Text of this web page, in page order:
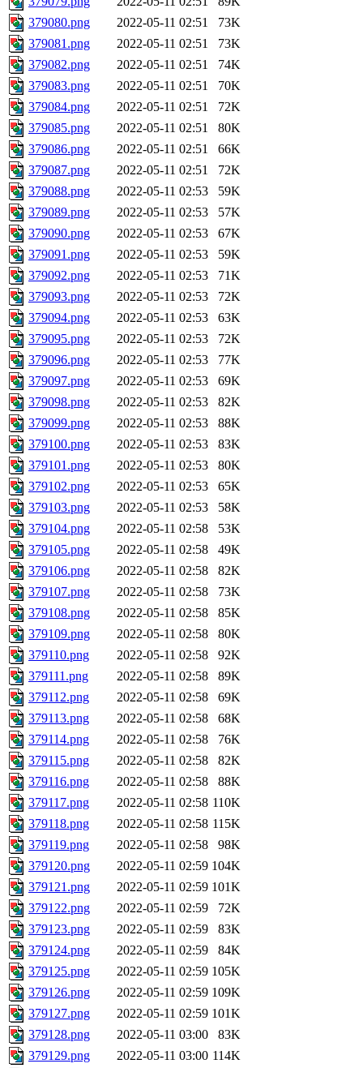
379080.png
2022-05-11 02:51
73K
379081.png
2022-05-11 02:51
73K
379082.png
2022-05-11 02:51
74K
379083.png
2022-05-11 02:51
70K
379084.png
2022-05-11 02:51
72K
379085.png
2022-05-11 02:51
80K
379086.png
2022-05-11 02:51
66K
379087.png
2022-05-11 02:51
72K
379088.png
2022-05-11 02:53
59K
379089.png
2022-05-11 02:53
57K
379090.png
2022-05-11 02:53
67K
379091.png
2022-05-11 02:53
59K
379092.png
2022-05-11 02:53
71K
379093.png
2022-05-11 02:53
72K
379094.png
2022-05-11 02:53
63K
379095.png
2022-05-11 02:53
72K
379096.png
2022-05-11 02:53
77K
379097.png
2022-05-11 02:53
69K
379098.png
2022-05-11 02:53
82K
379099.png
2022-05-11 02:53
88K
379100.png
2022-05-11 02:53
83K
379101.png
2022-05-11 02:53
80K
379102.png
2022-05-11 02:53
65K
379103.png
2022-05-11 02:53
58K
379104.png
2022-05-11 02:58
53K
379105.png
2022-05-11 02:58
49K
379106.png
2022-05-11 02:58
82K
379107.png
2022-05-11 02:58
73K
379108.png
2022-05-11 02:58
85K
379109.png
2022-05-11 02:58
80K
379110.png
2022-05-11 02:58
92K
379111.png
2022-05-11 02:58
89K
379112.png
2022-05-11 02:58
69K
379113.png
2022-05-11 02:58
68K
379114.png
2022-05-11 02:58
76K
379115.png
2022-05-11 02:58
82K
379116.png
2022-05-11 02:58
88K
379117.png
2022-05-11 02:58 110K
379118.png
2022-05-11 02:58 115K
379119.png
2022-05-11 02:58
98K
379120.png
2022-05-11 02:59 104K
379121.png
2022-05-11 02:59 101K
379122.png
2022-05-11 02:59
72K
379123.png
2022-05-11 02:59
83K
379124.png
2022-05-11 02:59
84K
379125.png
2022-05-11 02:59 105K
379126.png
2022-05-11 02:59 109K
379127.png
2022-05-11 02:59 101K
379128.png
2022-05-11 03:00
83K
379129.png
2022-05-11 03:00 114K